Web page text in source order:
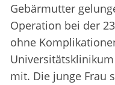
Gebärmutter
Operation bei der
ohne
mit. Die junge Frau